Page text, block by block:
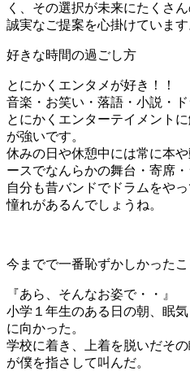
く、その選択が未来にたくさ
誠実なご提案を心掛けています
好きな時間の過ごし方
とにかくエンタメが好き！！
音楽・お笑い・落語・小説・
とにかくエンターテイメント
が強いです。
休みの日や休憩中には常に本
ースでなんらかの舞台・寄席
自分も昔バンドでドラムをや
憧れがあるんでしょうね。
今までで一番恥ずかしかったこ
『あら、そんなお姿で・・』
小学１年生のある日の朝、眠
に向かった。
学校に着き、上着を脱いだそ
が僕を指さして叫んだ。